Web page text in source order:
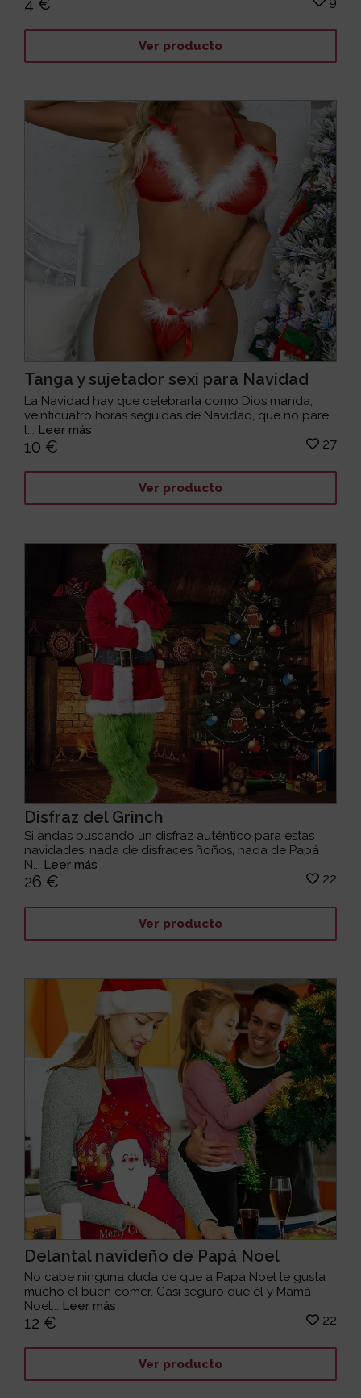
4 €
Ver producto
Tanga y sujetador sexi para Navidad
La Navidad hay que celebrarla como Dios manda,
veinticuatro horas seguidas de Navidad, que no pare
l... Leer más
10 € 27
Ver producto
Disfraz del Grinch
Si andas buscando un disfraz auténtico para estas
navidades, nada de disfraces ñoños, nada de Papá
N... Leer más
26 € 22
Ver producto
Delantal navideño de Papá Noel
No cabe ninguna duda de que a Papá Noel le gusta
mucho el buen comer. Casi seguro que él y Mamá
Noel... Leer más
12 € 22
Ver producto